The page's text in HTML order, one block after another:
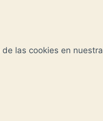
las cookies en nuestra